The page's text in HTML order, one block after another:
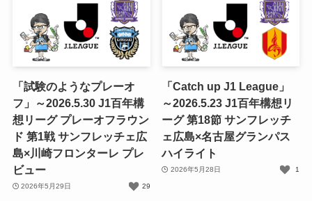
「試験のようなプレーオ
フ」～2026.5.30 J1百年構
想リーグ プレーオフラウン
ド 第1戦 サンフレッチェ広
島×川崎フロンターレ プレ
ビュー
2026年5月29日 29
「Catch up J1 League」
～2026.5.23 J1百年構想リ
ーグ 第18節 サンフレッチ
ェ広島×名古屋グランパス
ハイライト
2026年5月28日 1